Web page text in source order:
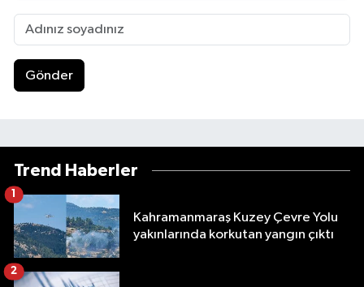
Gönder
Trend Haberler
Kahramanmaraş Kuzey Çevre Yolu
yakınlarında korkutan yangın çıktı
1
2